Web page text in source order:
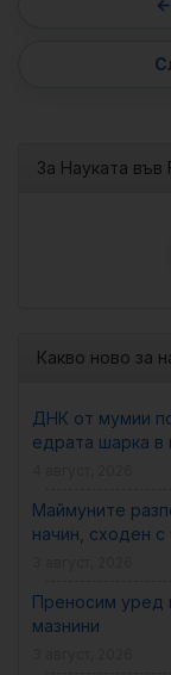
За Науката във
Какво ново за
ДНК от мумии
едрата шарка в
Маймуните
начин, сходен с
Преносим уред
мазнини